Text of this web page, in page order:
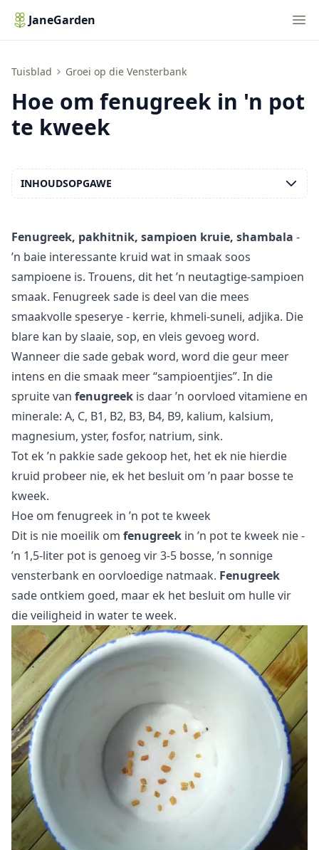
JaneGarden
Tuisblad Groei op die Vensterbank
Hoe om fenugreek in 'n pot te kweek
Hoe om fenugreek in 'n pot
te kweek
Fenugreek, pakhitnik, sampioen kruie, shambala -
’n baie interessante kruid wat in smaak soos
sampioene is. Trouens, dit het ’n neutagtige-sampioen
smaak. Fenugreek sade is deel van die mees
smaakvolle speserye - kerrie, khmeli-suneli, adjika. Die
blare kan by slaaie, sop, en vleis gevoeg word.
Wanneer die sade gebak word, word die geur meer
intens en die smaak meer “sampioentjies”. In die
spruite van fenugreek is daar ’n oorvloed vitamiene en
minerale: A, C, B1, B2, B3, B4, B9, kalium, kalsium,
magnesium, yster, fosfor, natrium, sink.
Tot ek ’n pakkie sade gekoop het, het ek nie hierdie
kruid probeer nie, ek het besluit om ’n paar bosse te
kweek.
Hoe om fenugreek in ’n pot te kweek
Dit is nie moeilik om fenugreek in ’n pot te kweek nie -
’n 1,5-liter pot is genoeg vir 3-5 bosse, ’n sonnige
vensterbank en oorvloedige natmaak. Fenugreek
sade ontkiem goed, maar ek het besluit om hulle vir
die veiligheid in water te week.
INHOUDSOPGAWE